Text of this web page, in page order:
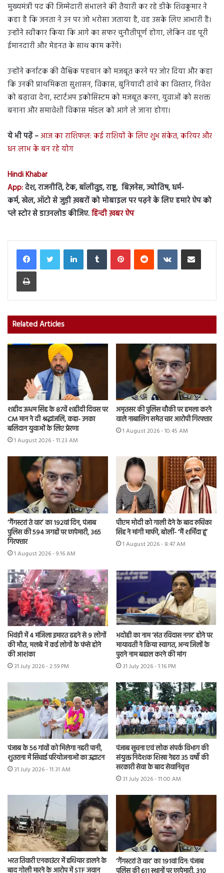
मुख्यमंत्री पद की जिम्मेदारी संभालने की तैयारी कर रहे डीके शिवकुमार ने
कहा है कि जनता ने उन पर जो भरोसा जताया है, वह उसके लिए आभारी हैं।
उन्होंने स्वीकार किया कि आगे का सफर चुनौतीपूर्ण होगा, लेकिन वह पूरी
ईमानदारी और मेहनत के साथ काम करेंगे।
उन्होंने कर्नाटक की वैश्विक पहचान को मजबूत करने पर जोर दिया और कहा
कि उनकी प्राथमिकता सुशासन, विकास, बुनियादी ढांचे का विस्तार, निवेश
को बढ़ावा देना, स्टार्टअप इकोसिस्टम को मजबूत करना, युवाओं को सशक्त
बनाना और समावेशी विकास मॉडल को आगे ले जाना होगा।
ये भी पढ़ें –आज का राशिफल: कई राशियों के लिए शुभ संकेत, करियर और
धन लाभ के बन रहे योग
Hindi Khabar
App:देश, राजनीति, टेक, बॉलीवुड, राष्ट्र, बिज़नेस, ज्योतिष, धर्म-
कर्म, खेल, ऑटो से जुड़ी ख़बरों को मोबाइल पर पढ़ने के लिए हमारे ऐप को
प्ले स्टोर से डाउनलोड कीजिए.हिन्दी ख़बर ऐप
LinkedInTumblr PinterestReddit VKontakteShare via Email
Print
Related Articles
शहीद ऊधम सिंह के 87वें शहीदी दिवस पर
CM मान ने दी श्रद्धांजलि, कहा- उनका
बलिदान युवाओं के लिए प्रेरणा
1 August 2026 - 11:23 AM
अमृतसर की पुलिस चौकी पर हमला करने
वाले नाबालिग समेत चार आरोपी गिरफ्तार
1 August 2026 - 10:45 AM
‘गैंगस्टरां ते वार’ का 192वां दिन, पंजाब
पुलिस की 594 जगहों पर छापेमारी, 365
गिरफ्तार
1 August 2026 - 9:16 AM
पीएम मोदी को गाली देने के बाद रुचिका
सिंह ने मांगी माफी, बोलीं- ‘मैं शर्मिंदा हूं’
1 August 2026 - 8:47 AM
भिवंडी में 4 मंजिला इमारत ढहने से 9 लोगों
की मौत, मलबे में कई लोगों के फंसे होने
की आशंका
31 July 2026 - 2:59 PM
भदोही का नाम ‘संत रविदास नगर’ होने पर
मायावती ने किया स्वागत, अन्य जिलों के
पुराने नाम बहाल करने की मांग
31 July 2026 - 1:16 PM
पंजाब के 56 गांवों को मिलेगा नहरी पानी,
शुतराना में सिंचाई परियोजनाओं का उद्घाटन
31 July 2026 - 11:31 AM
पंजाब सूचना एवं लोक संपर्क विभाग की
संयुक्त निदेशक शिखा नेहरा 35 वर्षों की
सरकारी सेवा के बाद सेवानिवृत्त
31 July 2026 - 11:00 AM
भरत तिवारी एनकाउंटर में हथियार डालने के
‘गैंगस्टरां ते वार’ का 191वां दिन: पंजाब